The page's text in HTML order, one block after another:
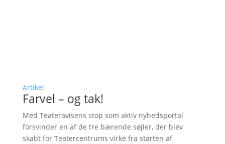
Artikel
Farvel – og tak!
Med Teateravisens stop som aktiv nyhedsportal
forsvinder en af de tre bærende søjler, der blev
skabt for Teatercentrums virke fra starten af